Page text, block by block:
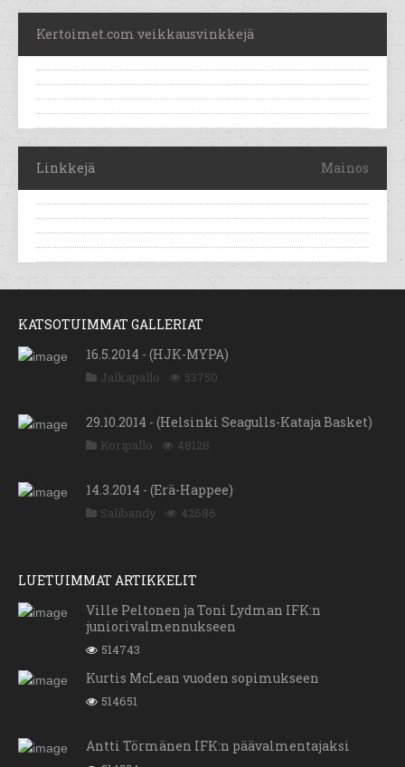
Kertoimet.com veikkausvinkkejä
Linkkejä Mainos
KATSOTUIMMAT GALLERIAT
16.5.2014 - (HJK-MYPA)
Jalkapallo 53750
29.10.2014 - (Helsinki Seagulls-Kataja Basket)
Koripallo 48128
14.3.2014 - (Erä-Happee)
Salibandy 42686
LUETUIMMAT ARTIKKELIT
Ville Peltonen ja Toni Lydman IFK:n
juniorivalmennukseen
514743
Kurtis McLean vuoden sopimukseen
514651
Antti Törmänen IFK:n päävalmentajaksi